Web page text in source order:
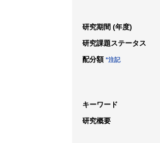
研究期間 (年度)
研究課題ステータス
配分額 *注記
キーワード
研究概要